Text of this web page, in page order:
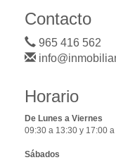
Contacto
965 416 562
Horario
De Lunes a Viernes
09:30 a 13:30 y 17:00
Sábados